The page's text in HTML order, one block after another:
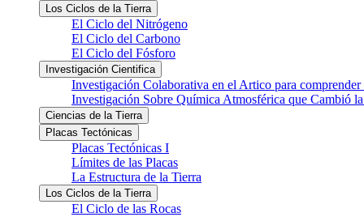
Los Ciclos de la Tierra
El Ciclo del Nitrógeno
El Ciclo del Carbono
El Ciclo del Fósforo
Investigación Cientifica
Investigación Colaborativa en el Artico para
Investigación Sobre Química Atmosférica que Cambió
Ciencias de la Tierra
Placas Tectónicas
Placas Tectónicas I
Límites de las Placas
La Estructura de la Tierra
Los Ciclos de la Tierra
El Ciclo de las Rocas